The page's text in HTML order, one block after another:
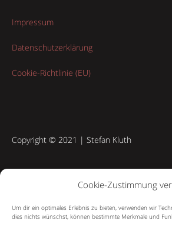
Cookie-Zustimmung
Um dir ein optimales Erlebnis zu bieten, verwenden wir
dies nichts wünschst, können bestimmte Merkmale und
Impressum
Datenschutzerklärung
Cookie-Richtlinie (EU)
Copyright © 2021 | Stefan Kluth